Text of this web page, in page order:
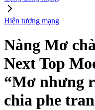
Hiện tượng mạng
Nàng Mơ
Next Top
“Mơ nhưng
chia phe